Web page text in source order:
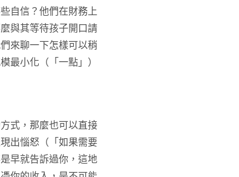
自信？他們在財務上
與其等待孩子開口請
來聊一下怎樣可以稍
最小化（「一點」）
式，那麼也可以直接
出惱怒（「如果需要
早就告訴過你，這地